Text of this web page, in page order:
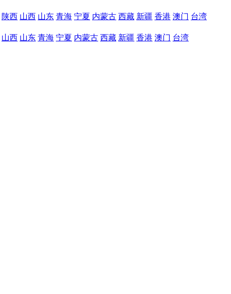
陕西 山西 山东 青海 宁夏 内蒙古 西藏 新疆 香港 澳门 台湾
山西 山东 青海 宁夏 内蒙古 西藏 新疆 香港 澳门 台湾